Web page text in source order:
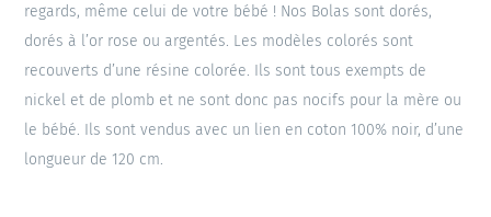
regards, même celui de votre bébé ! Nos Bolas sont dorés,
dorés à l’or rose ou argentés. Les modèles colorés sont
recouverts d’une résine colorée. Ils sont tous exempts de
nickel et de plomb et ne sont donc pas nocifs pour la mère ou
le bébé. Ils sont vendus avec un lien en coton 100% noir, d’une
longueur de 120 cm.